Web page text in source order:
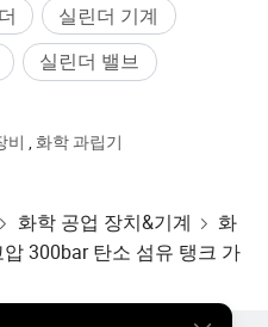
실린더 기계
실린더 밸브
비 화학 과립기
화학 공업 장치&기계
화
압 300bar 탄소 섬유 탱크 가